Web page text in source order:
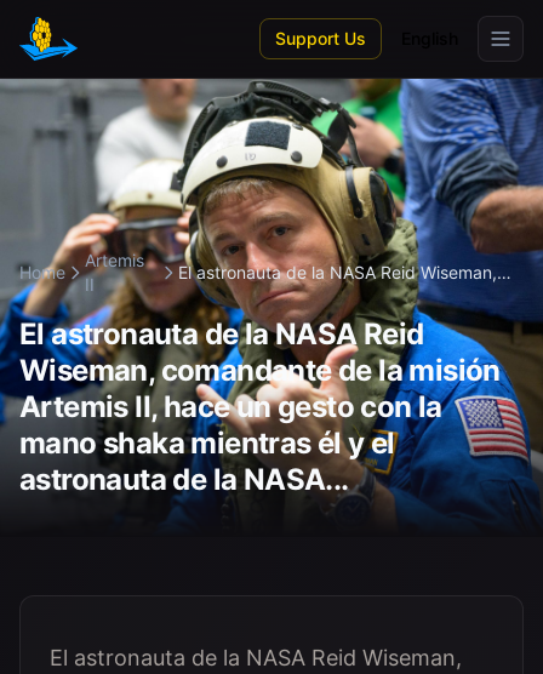
Skip to main content
Support Us
Home
Artemis
II
El astronauta de la NASA Reid Wiseman,
c...
El astronauta de la NASA Reid
Wiseman, comandante de la misión
Artemis II, hace un gesto con la
mano shaka mientras él y el
astronauta de la NASA...
El astronauta de la NASA Reid Wiseman,